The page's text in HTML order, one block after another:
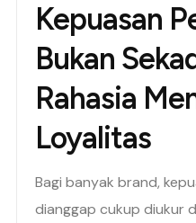
Kepuasan
Bukan
Rahasia
Loyalitas
Bagi banyak brand,
dianggap cukup diukur